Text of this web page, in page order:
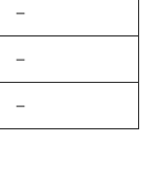
－
－
－